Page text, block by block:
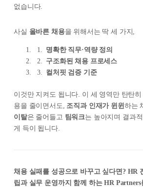
없습니다.
사실 올바른 채용을 위해서는 딱 세 가지,
명확한 직무·역량 정의
구조화된 채용 프로세스
컬처핏 검증 기준
이것만 지켜도 됩니다. 이 세 영역만 탄탄
용을 줄이면서도, 조직과 인재가 윈윈하는
이탈은 줄어들고 팀워크는 높아지며 결과
게 득이 됩니다.
채용 실패를 성공으로 바꾸고 싶다면? HR
립과 실무 운영까지 함께 하는 HR Partners